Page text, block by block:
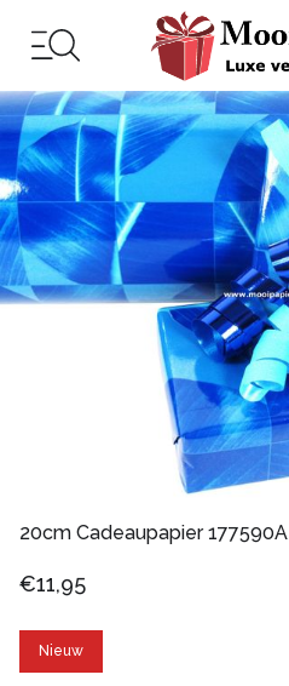
20cm Cadeaupapier 177590A
€11,95
Nieuw